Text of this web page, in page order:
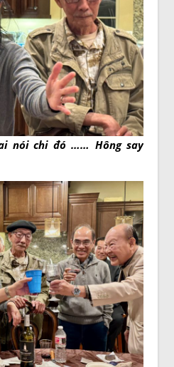
nói chi đó …… Hông say